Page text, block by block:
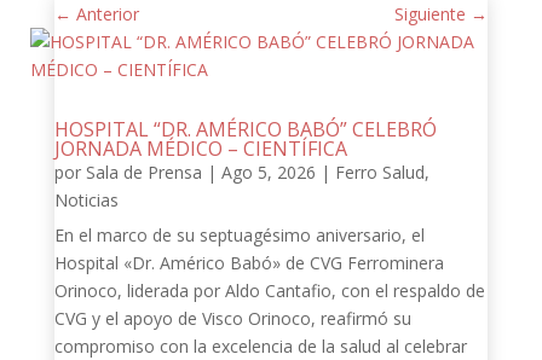
← Anterior Siguiente →
HOSPITAL “DR. AMÉRICO BABÓ” CELEBRÓ
JORNADA MÉDICO – CIENTÍFICA
por Sala de Prensa | Ago 5, 2026 | Ferro Salud,
Noticias
En el marco de su septuagésimo aniversario, el
Hospital «Dr. Américo Babó» de CVG Ferrominera
Orinoco, liderada por Aldo Cantafio, con el respaldo de
CVG y el apoyo de Visco Orinoco, reafirmó su
compromiso con la excelencia de la salud al celebrar